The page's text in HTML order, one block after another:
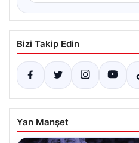
Bizi Takip Edin
Yan Manşet